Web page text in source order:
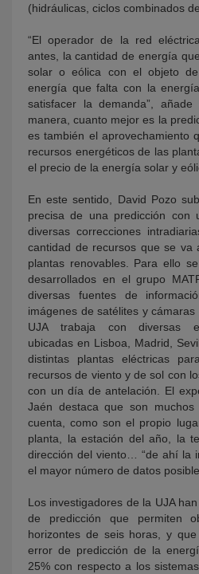
(hidráulicas, ciclos combinados
“El operador de la red
antes, la cantidad de energía
solar o eólica con el objeto
energía que falta con la
satisfacer la demanda”,
manera, cuanto mejor es la
es también el aprovechamiento
recursos energéticos de las
el precio de la energía solar y
En este sentido, David Pozo
precisa de una predicción
diversas correcciones
cantidad de recursos que se
plantas renovables. Para ello
desarrollados en el grupo
diversas fuentes de
imágenes de satélites y
UJA trabaja con diversas
ubicadas en Lisboa, Madrid,
distintas plantas eléctricas
recursos de viento y de sol con
con un día de antelación. El
Jaén destaca que son
cuenta, como son el propio
planta, la estación del año, la
dirección del viento… “de ahí la
el mayor número de datos
Los investigadores de la UJA
de predicción que permiten
horizontes de seis horas, y
error de predicción de la
25% con respecto a los